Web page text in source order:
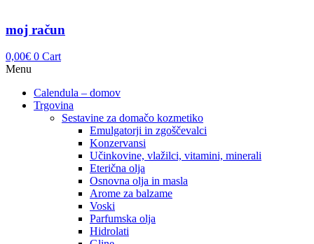
moj račun
0,00€ 0 Cart
Menu
Calendula – domov
Trgovina
Sestavine za domačo kozmetiko
Emulgatorji in zgoščevalci
Konzervansi
Učinkovine, vlažilci, vitamini, minerali
Eterična olja
Osnovna olja in masla
Arome za balzame
Voski
Parfumska olja
Hidrolati